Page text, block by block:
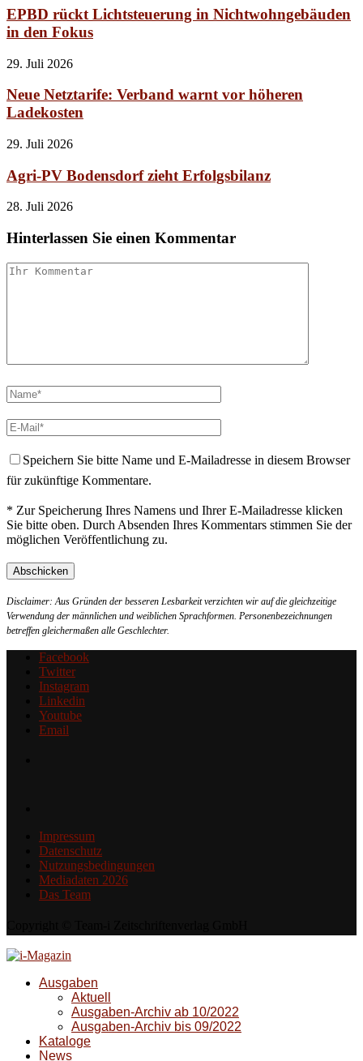
EPBD rückt Lichtsteuerung in Nichtwohngebäuden
in den Fokus
29. Juli 2026
Neue Netztarife: Verband warnt vor höheren
Ladekosten
29. Juli 2026
Agri-PV Bodensdorf zieht Erfolgsbilanz
28. Juli 2026
Hinterlassen Sie einen Kommentar
Speichern Sie bitte Name und E-Mailadresse in diesem Browser
für zukünftige Kommentare.
* Zur Speicherung Ihres Namens und Ihrer E-Mailadresse klicken
Sie bitte oben. Durch Absenden Ihres Kommentars stimmen Sie der
möglichen Veröffentlichung zu.
Disclaimer: Aus Gründen der besseren Lesbarkeit verzichten wir auf die gleichzeitige
Verwendung der männlichen und weiblichen Sprachformen. Personenbezeichnungen
betreffen gleichermaßen alle Geschlechter.
Facebook
Twitter
Instagram
Linkedin
Youtube
Email
Impressum
Datenschutz
Nutzungsbedingungen
Mediadaten 2026
Das Team
Ausgaben
Aktuell
Ausgaben-Archiv ab 10/2022
Ausgaben-Archiv bis 09/2022
Kataloge
News